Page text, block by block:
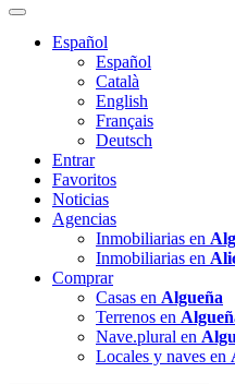
Español
Español
Català
English
Français
Deutsch
Entrar
Favoritos
Noticias
Agencias
Inmobiliarias en
Inmobiliarias en
Comprar
Casas en Algueña
Terrenos en
Nave.plural en
Locales y naves en